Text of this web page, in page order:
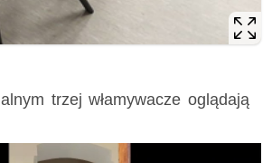
trzej włamywacze oglądają